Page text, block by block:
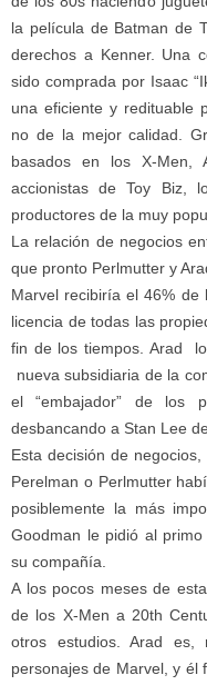
la película de Batman de
derechos a Kenner. Una
sido comprada por Isaac
una eficiente y redituable
no de la mejor calidad.
basados en los X-Men,
accionistas de Toy Biz,
productores de la muy
La relación de negocios
que pronto Perlmutter y
Marvel recibiría el 46% de
licencia de todas las
fin de los tiempos. Arad
nueva subsidiaria de la
el “embajador” de los
desbancando a Stan Lee
Esta decisión de
Perelman o Perlmutter
posiblemente la más
Goodman le pidió al
su compañía.
A los pocos meses de
de los X-Men a 20th
otros estudios. Arad es,
personajes de Marvel, y él